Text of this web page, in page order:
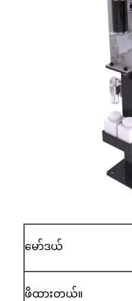
မော်ဒယ်
ဖိထားတယ်။